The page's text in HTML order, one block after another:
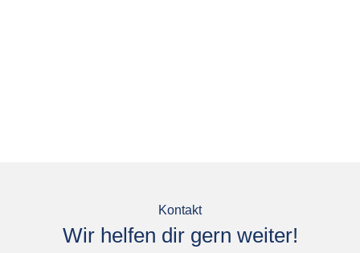
Kontakt
Wir helfen dir gern weiter!